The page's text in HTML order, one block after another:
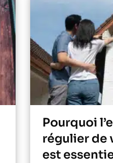
Pourquoi
régulier de
est